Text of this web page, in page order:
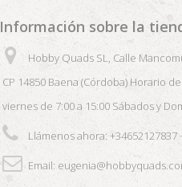
Información sobre la
Hobby Quads SL, Calle
CP 14850 Baena (Córdoba) Horario
viernes de 7:00 a 15:00 Sábados y
Llámenos ahora: +34652127837
Email: